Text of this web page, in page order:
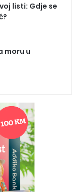
listi: Gdje se
moru u